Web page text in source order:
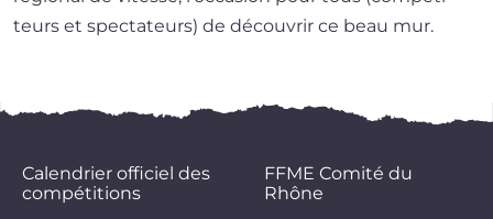
teurs et spec­ta­teurs) de décou­vrir ce beau mur.
Calendrier officiel des
compétitions
FFME Comité du
Rhône